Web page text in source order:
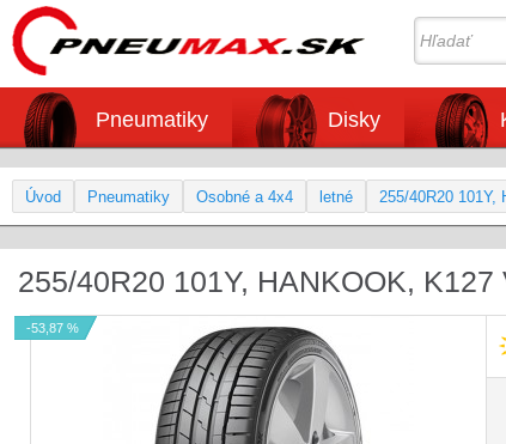
Pneumatiky Disky
Úvod Pneumatiky Osobné a 4x4 letné 255/40R20 101Y,
255/40R20 101Y, HANKOOK,
-53,87 %